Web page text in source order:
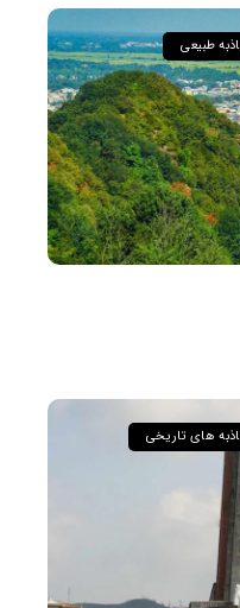
طبیعی
های تاریخی